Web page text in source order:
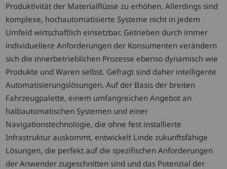
Produktivität der Materialflüsse zu erhöhen. Allerdings sind
komplexe, hochautomatisierte Systeme nicht in jedem
Umfeld wirtschaftlich einsetzbar. Getrieben durch immer
individuellere Anforderungen der Konsumenten verändern
sich die innerbetrieblichen Prozesse ebenso dynamisch wie
Produkte und Waren selbst. Gefragt sind daher intelligente
Automatisierungslösungen. Auf der Basis der breiten
Fahrzeugpalette, einem umfangreichen Angebot an
halbautomatischen Systemen und einer
Navigationstechnologie, die ohne fest installierte
Infrastruktur auskommt, entwickelt Linde zukunftsfähige
Lösungen, die perfekt auf die spezifischen Anforderungen
der Anwender zugeschnitten sind und das Potenzial der